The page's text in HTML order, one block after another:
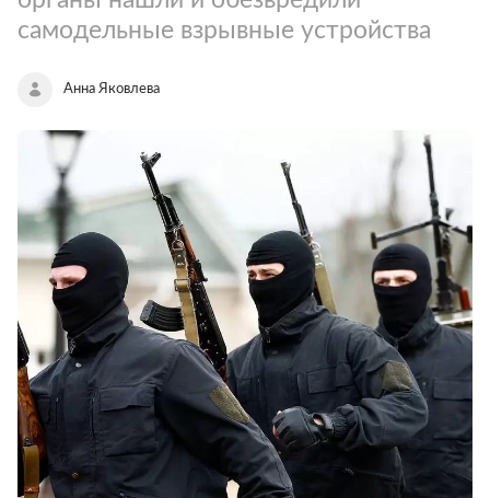
самодельные взрывные устройства
Анна Яковлева